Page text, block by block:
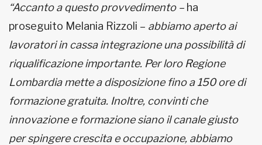
“Accanto a questo provvedimento – ha
proseguito Melania Rizzoli – abbiamo aperto ai
lavoratori in cassa integrazione una possibilità di
riqualificazione importante. Per loro Regione
Lombardia mette a disposizione fino a 150 ore di
formazione gratuita. Inoltre, convinti che
innovazione e formazione siano il canale giusto
per spingere crescita e occupazione, abbiamo